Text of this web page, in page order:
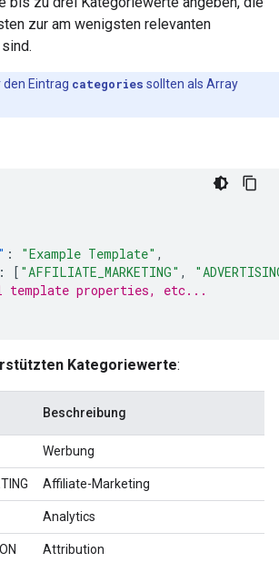
zur am wenigsten relevanten
Eintrag categories sollten als Array
: "Example Template" ,
: [ "AFFILIATE_MARKETING" ,
template properties, etc...
Kategoriewerte:
Beschreibung
Werbung
Affiliate-Marketing
Analytics
Attribution